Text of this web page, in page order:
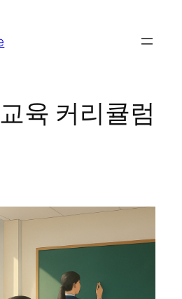
육 커리큘럼